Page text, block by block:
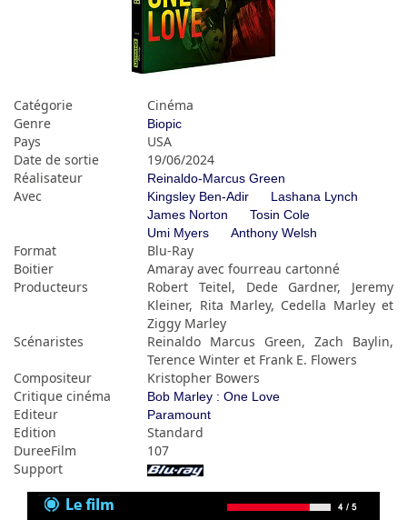
Catégorie
Cinéma
Genre
Biopic
Pays
USA
Date de sortie
19/06/2024
Réalisateur
Reinaldo-Marcus Green
Avec Kingsley Ben-Adir
Lashana Lynch
James Norton
Tosin Cole
Umi Myers
Anthony Welsh
Format
Blu-Ray
Boitier
Amaray avec fourreau cartonné
Producteurs
Robert Teitel, Dede Gardner, Jeremy
Kleiner, Rita Marley, Cedella Marley et
Ziggy Marley
Scénaristes
Reinaldo Marcus Green, Zach Baylin,
Terence Winter et Frank E. Flowers
Compositeur
Kristopher Bowers
Critique cinéma
Bob Marley : One Love
Editeur Paramount
Edition
Standard
DureeFilm
107
Support